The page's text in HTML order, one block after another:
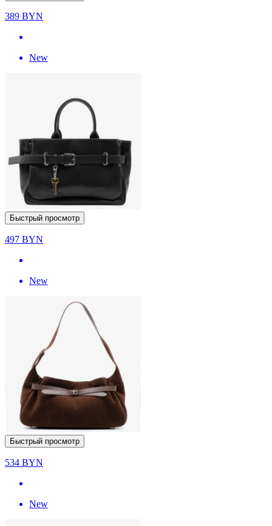
389 BYN
New
Быстрый просмотр
497 BYN
New
Быстрый просмотр
534 BYN
New